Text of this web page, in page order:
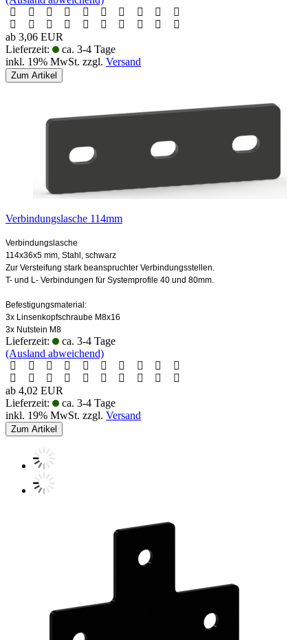
ab 3,06 EUR
Lieferzeit:
ca. 3-4 Tage
inkl. 19% MwSt. zzgl. Versand
Zum Artikel
Verbindungslasche 114mm
Verbindungslasche
114x36x5 mm, Stahl, schwarz
Zur Versteifung stark beanspruchter Verbindungsstellen.
T- und L- Verbindungen für Systemprofile 40 und 80mm.
Befestigungsmaterial:
3x Linsenkopfschraube M8x16
3x Nutstein M8
Lieferzeit:
ca. 3-4 Tage
(Ausland abweichend)
ab 4,02 EUR
Lieferzeit:
ca. 3-4 Tage
inkl. 19% MwSt. zzgl. Versand
Zum Artikel